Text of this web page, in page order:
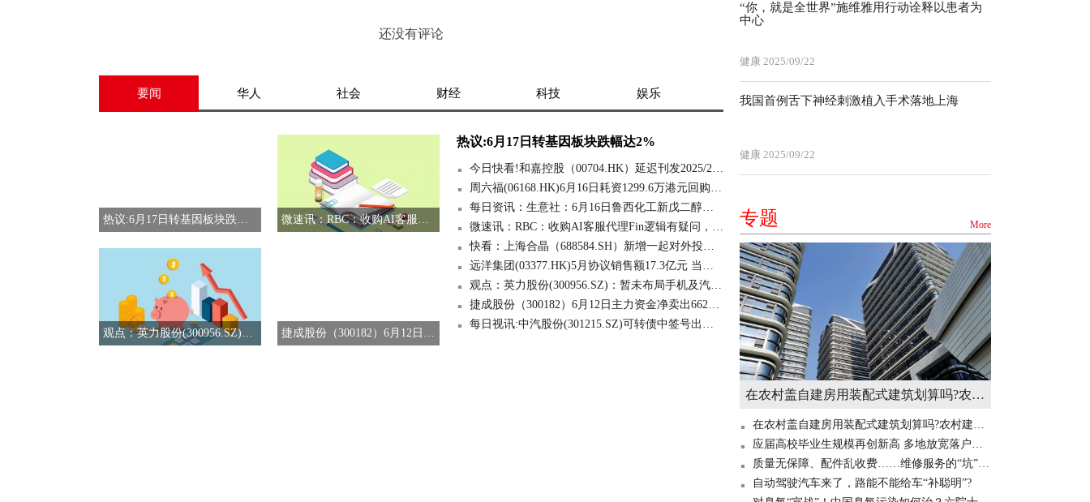
还没有评论
要闻 华人 社会 财经 科技 娱乐
热议:6月17日转基因板块跌幅达2% 微速讯：RBC：收购AI客服代理Fin逻辑有疑问，给予赛富时(CRM.US)“中性”评级
观点：英力股份(300956.SZ)：暂未布局手机及汽车领域 捷成股份（300182）6月12日主力资金净卖出6626.05万元
热议:6月17日转基因板块跌幅达2%
今日快看!和嘉控股（00704.HK）延迟刊发2025/26年全年业绩 继续停牌
周六福(06168.HK)6月16日耗资1299.6万港元回购76.1万股
每日资讯：生意社：6月16日鲁西化工新戊二醇价格趋稳
微速讯：RBC：收购AI客服代理Fin逻辑有疑问，给予赛富时(CRM.US)“中性”评级
快看：上海合晶（688584.SH）新增一起对外投资，被投资公司为河南芯晶半导体有限公司
远洋集团(03377.HK)5月协议销售额17.3亿元 当前关注
观点：英力股份(300956.SZ)：暂未布局手机及汽车领域
捷成股份（300182）6月12日主力资金净卖出6626.05万元
每日视讯:中汽股份(301215.SZ)可转债中签号出炉 共约16.59万个
“你，就是全世界”施维雅用行动诠释以患者为
中心
健康 2025/09/22
我国首例舌下神经刺激植入手术落地上海
健康 2025/09/22
专题 More
在农村盖自建房用装配式建筑划算吗?农村建造装配式房屋有补贴吗? 世界快讯
在农村盖自建房用装配式建筑划算吗?农村建造装配式房屋有补贴吗? 世界快讯
应届高校毕业生规模再创新高 多地放宽落户门槛“抢人”
质量无保障、配件乱收费……维修服务的“坑”你掉过吗？
自动驾驶汽车来了，路能不能给车“补聪明”?